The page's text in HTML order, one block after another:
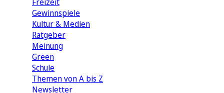
Gewinnspiele
Kultur & Medien
Ratgeber
Meinung
Green
Schule
Themen von A bis Z
Newsletter